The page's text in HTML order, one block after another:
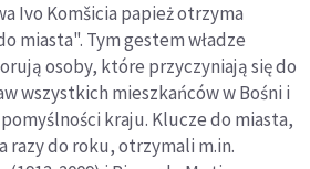
Ivo Komšicia papież otrzyma
miasta". Tym gestem władze
osoby, które przyczyniają się do
wszystkich mieszkańców w Bośni i
kraju. Klucze do miasta,
razy do roku, otrzymali m.in.